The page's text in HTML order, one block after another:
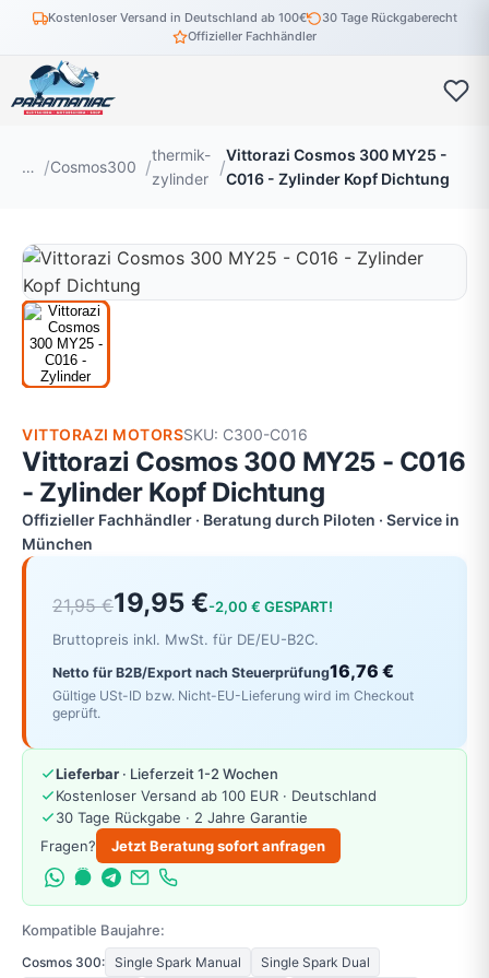
Kostenloser Versand in Deutschland ab 100€
30 Tage Rückgaberecht
Offizieller Fachhändler
… Cosmos300
thermik-
zylinder
Vittorazi Cosmos 300 MY25 -
C016 - Zylinder Kopf Dichtung
VITTORAZI MOTORSSKU: C300-C016
Vittorazi Cosmos 300 MY25 - C016
- Zylinder Kopf Dichtung
Offizieller Fachhändler · Beratung durch Piloten · Service in
München
21,95 €19,95 €-2,00 € GESPART!
Bruttopreis inkl. MwSt. für DE/EU-B2C.
Netto für B2B/Export nach Steuerprüfung16,76 €
Gültige USt-ID bzw. Nicht-EU-Lieferung wird im Checkout
geprüft.
Lieferbar · Lieferzeit 1-2 Wochen
Kostenloser Versand ab 100 EUR · Deutschland
30 Tage Rückgabe · 2 Jahre Garantie
Fragen?
Jetzt Beratung sofort anfragen
Kompatible Baujahre:
Cosmos 300: Single Spark Manual
Single Spark Dual